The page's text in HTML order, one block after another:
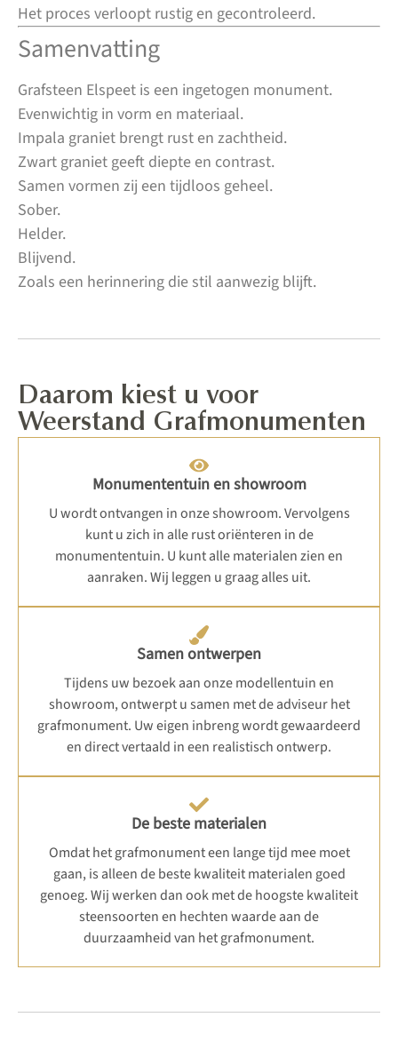
Het proces verloopt rustig en gecontroleerd.
Samenvatting
Grafsteen Elspeet is een ingetogen monument.
Evenwichtig in vorm en materiaal.
Impala graniet brengt rust en zachtheid.
Zwart graniet geeft diepte en contrast.
Samen vormen zij een tijdloos geheel.
Sober.
Helder.
Blijvend.
Zoals een herinnering die stil aanwezig blijft.
Daarom kiest u voor
Weerstand Grafmonumenten
Monumententuin en showroom
U wordt ontvangen in onze showroom. Vervolgens
kunt u zich in alle rust oriënteren in de
monumententuin. U kunt alle materialen zien en
aanraken. Wij leggen u graag alles uit.
Samen ontwerpen
Tijdens uw bezoek aan onze modellentuin en
showroom, ontwerpt u samen met de adviseur het
grafmonument. Uw eigen inbreng wordt gewaardeerd
en direct vertaald in een realistisch ontwerp.
De beste materialen
Omdat het grafmonument een lange tijd mee moet
gaan, is alleen de beste kwaliteit materialen goed
genoeg. Wij werken dan ook met de hoogste kwaliteit
steensoorten en hechten waarde aan de
duurzaamheid van het grafmonument.